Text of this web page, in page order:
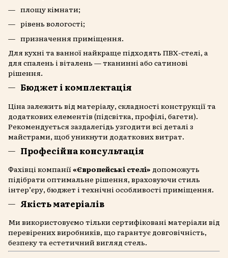
площу кімнати;
рівень вологості;
призначення приміщення.
Для кухні та ванної найкраще підходять ПВХ-стелі, а
для спалень і віталень — тканинні або сатинові
рішення.
Бюджет і комплектація
Ціна залежить від матеріалу, складності конструкції та
додаткових елементів (підсвітка, профілі, багети).
Рекомендується заздалегідь узгодити всі деталі з
майстрами, щоб уникнути додаткових витрат.
Професійна консультація
Фахівці компанії «Європейські стелі» допоможуть
підібрати оптимальне рішення, враховуючи стиль
інтер’єру, бюджет і технічні особливості приміщення.
Якість матеріалів
Ми використовуємо тільки сертифіковані матеріали від
перевірених виробників, що гарантує довговічність,
безпеку та естетичний вигляд стель.